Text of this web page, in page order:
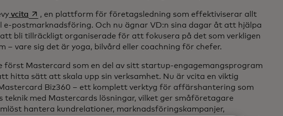
vcita opens in a new tab
, en plattform för företagsledning som effektiviserar allt
postmarknadsföring. Och nu ägnar VD:n sina dagar åt att hjälpa
bli tillräckligt organiserade för att fokusera på det som verkligen
– vare sig det är yoga, bilvård eller coachning för chefer.
först Mastercard som en del av sitt startup-engagemangsprogram
hitta sätt att skala upp sin verksamhet. Nu är vcita en viktig
Biz360 – ett komplett verktyg för affärshantering som
teknik med Mastercards lösningar, vilket ger småföretagare
hantera kundrelationer, marknadsföringskampanjer,